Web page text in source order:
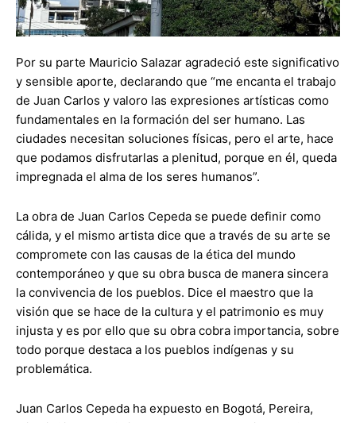
Por su parte Mauricio Salazar agradeció este significativo
y sensible aporte, declarando que “me encanta el trabajo
de Juan Carlos y valoro las expresiones artísticas como
fundamentales en la formación del ser humano. Las
ciudades necesitan soluciones físicas, pero el arte, hace
que podamos disfrutarlas a plenitud, porque en él, queda
impregnada el alma de los seres humanos”.
La obra de Juan Carlos Cepeda se puede definir como
cálida, y el mismo artista dice que a través de su arte se
compromete con las causas de la ética del mundo
contemporáneo y que su obra busca de manera sincera
la convivencia de los pueblos. Dice el maestro que la
visión que se hace de la cultura y el patrimonio es muy
injusta y es por ello que su obra cobra importancia, sobre
todo porque destaca a los pueblos indígenas y su
problemática.
Juan Carlos Cepeda ha expuesto en Bogotá, Pereira,